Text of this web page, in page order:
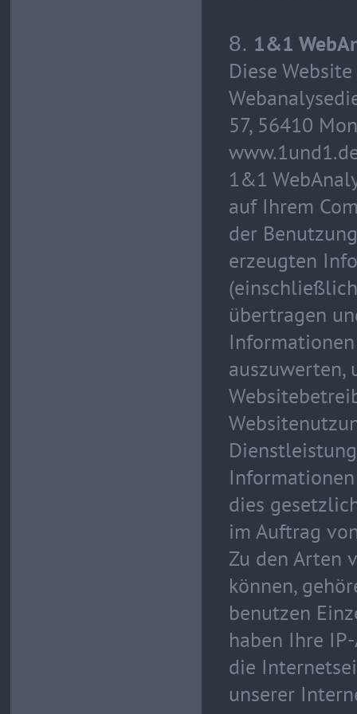
8. 1&1
Diese
57, 56410
1&1
auf Ihrem
der
erzeugten
übertragen
auszuwerten,
dies
im Auftrag
Zu den Arten
können,
benutzen
haben Ihre
die
unserer